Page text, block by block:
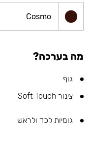
Cosmo
מה בערכה?
גוף
צינור Soft Touch
גומיות לכד ולראש